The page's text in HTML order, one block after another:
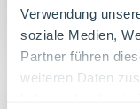
Verwendung
soziale Medien,
Partner führen
weiteren Daten